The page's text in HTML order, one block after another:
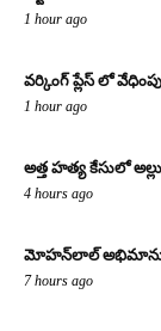
1 hour ago
వర్కింగ్ ప్లేస్ లో
1 hour ago
అత్త హత్య కేసులో
4 hours ago
మోహన్‌లాల్
7 hours ago